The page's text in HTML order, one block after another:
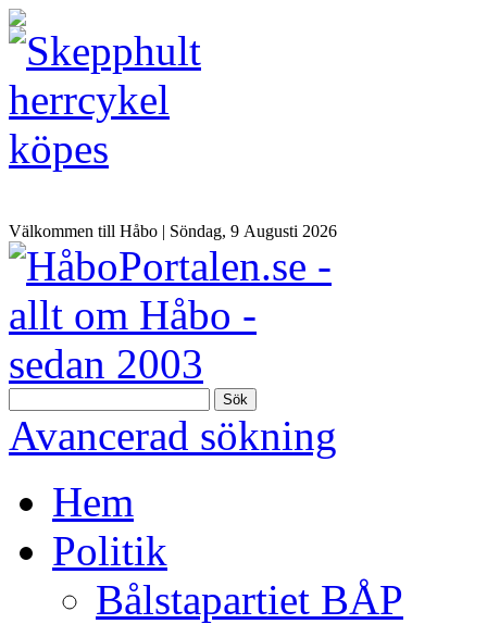
Välkommen till Håbo | Söndag, 9 Αugusti 2026
Sök
Avancerad sökning
Hem
Politik
Bålstapartiet BÅP